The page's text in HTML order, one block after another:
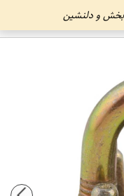
بخش و دلنشین